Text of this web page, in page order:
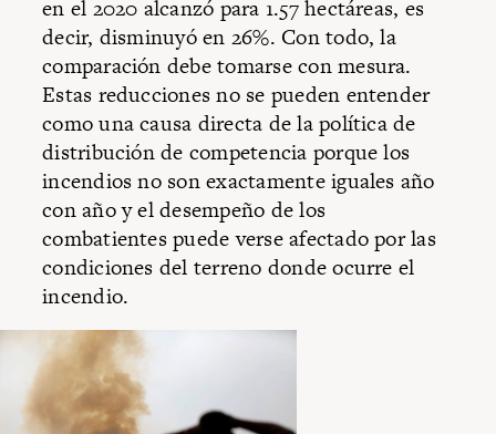
en el 2020 alcanzó para 1.57 hectáreas, es
decir, disminuyó en 26%. Con todo, la
comparación debe tomarse con mesura.
Estas reducciones no se pueden entender
como una causa directa de la política de
distribución de competencia porque los
incendios no son exactamente iguales año
con año y el desempeño de los
combatientes puede verse afectado por las
condiciones del terreno donde ocurre el
incendio.